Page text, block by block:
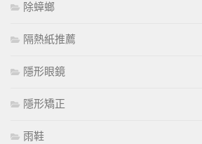
除蟑螂
隔熱紙推薦
隱形眼鏡
隱形矯正
雨鞋